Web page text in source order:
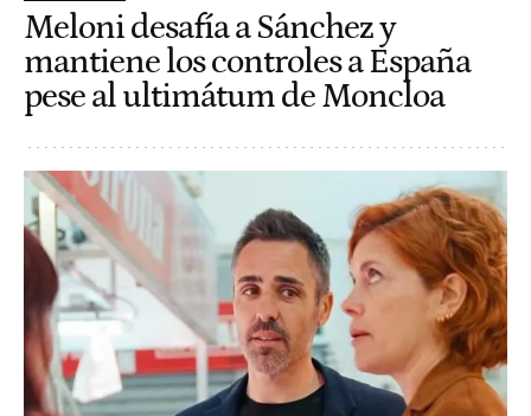
Meloni desafía a Sánchez y
mantiene los controles a España
pese al ultimátum de Moncloa